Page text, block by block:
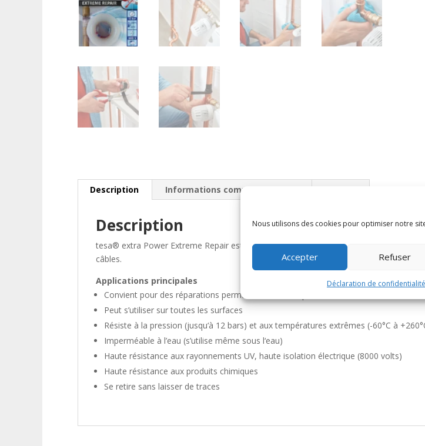
Nous utilisons des cookies pour optimiser notre
Accepter Refuser
Déclaration de confidentialité
Description Informations complémentaires
Description
tesa® extra Power Extreme Repair est un ruban de réparation souple, résistant et
câbles.
Applications principales
Convient pour des réparations permanentes ou temporaires
Peut s’utiliser sur toutes les surfaces
Résiste à la pression (jusqu‘à 12 bars) et aux températures extrêmes (-60°C à
Imperméable à l’eau (s’utilise même sous l‘eau)
Haute résistance aux rayonnements UV, haute isolation électrique (8000 volts)
Haute résistance aux produits chimiques
Se retire sans laisser de traces